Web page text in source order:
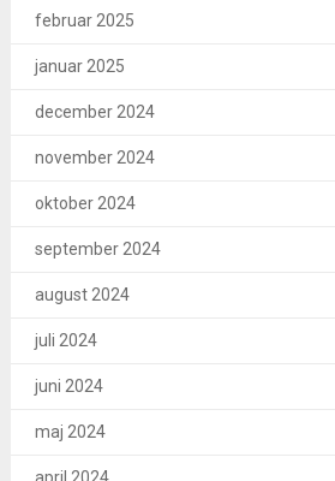
februar 2025
januar 2025
december 2024
november 2024
oktober 2024
september 2024
august 2024
juli 2024
juni 2024
maj 2024